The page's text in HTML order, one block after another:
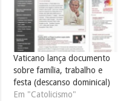
Vaticano lança documento
sobre família, trabalho e
festa (descanso dominical)
Em "Catolicismo"